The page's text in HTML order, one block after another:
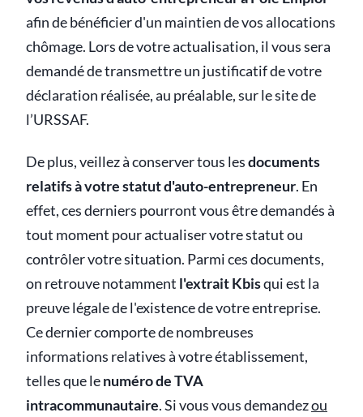
afin de bénéficier d'un maintien de vos allocations
chômage. Lors de votre actualisation, il vous sera
demandé de transmettre un justificatif de votre
déclaration réalisée, au préalable, sur le site de
l’URSSAF.
De plus, veillez à conserver tous lesdocuments
relatifs à votre statut d'auto-entrepreneur. En
effet, ces derniers pourront vous être demandés à
tout moment pour actualiser votre statut ou
contrôler votre situation. Parmi ces documents,
on retrouve notamment l'extrait Kbisqui est la
preuve légale de l'existence de votre entreprise.
Ce dernier comporte de nombreuses
informations relatives à votre établissement,
telles que lenuméro de TVA
intracommunautaire. Si vous vous demandezou